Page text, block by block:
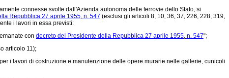
connesse svolte dall'Azienda autonoma delle ferrovie dello Stato, si
Repubblica 27 aprile 1955, n. 547 (esclusi gli articoli 8, 10, 36, 37, 226, 228, 319,
i lavori in essa previsti:
con decreto del Presidente della Repubblica 27 aprile 1955, n. 547";
articolo 11);
i lavori di costruzione e manutenzione delle opere murarie nelle gallerie, cunicoli